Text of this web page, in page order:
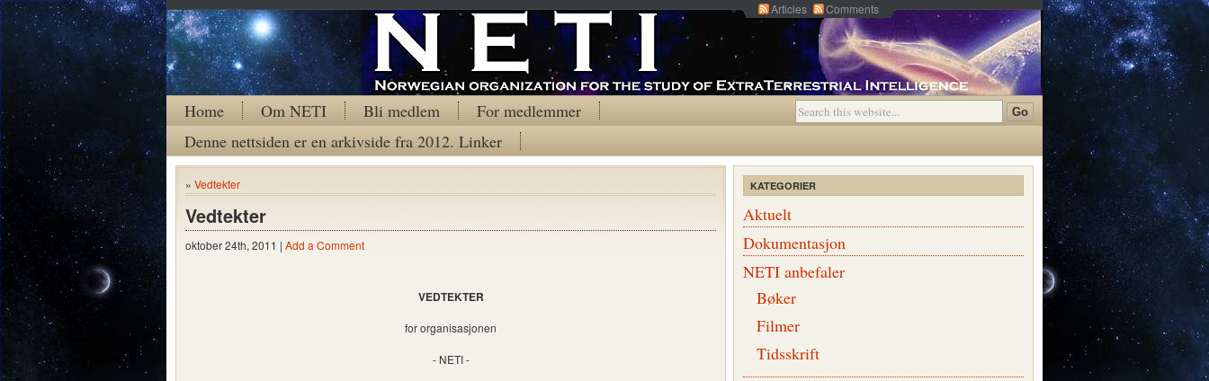
Articles Comments
Home Om NETI Bli medlem
For medlemmer
Denne nettsiden er en arkivside fra 2012. Linker
» Vedtekter
Vedtekter
oktober 24th, 2011 | Add a Comment
VEDTEKTER
for organisasjonen
- NETI -
KATEGORIER
Aktuelt
Dokumentasjon
NETI anbefaler
Bøker
Filmer
Tidsskrift